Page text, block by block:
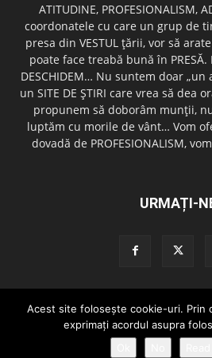
ATITUDINE, PROFESIONALISM,
coordonatele cu care un grup de
presa din VESTUL ţării, vor să arate
poate face treabă bună în PRESĂ.
DESCHIDEM… Nu suntem doar
un SITE DE ŞTIRI care vrea să dea
propunem să doborâm munţii,
luptăm cu morile de vânt… Vom
dovadă de PROFESIONALISM,
URMAȚI-
Redactia GazetaDinVest.ro Termeni de
Confidentialitatea Datelor
Trimite o
© copyright 2015 - 2026
Acest site foloseşte cookie-uri. Prin
exprimaţi acordul asupra